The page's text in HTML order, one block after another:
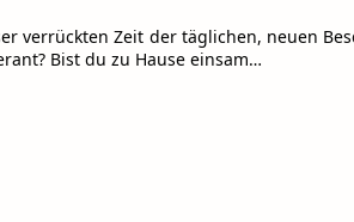
verrückten Zeit der täglichen, neuen
Bist du zu Hause einsam…